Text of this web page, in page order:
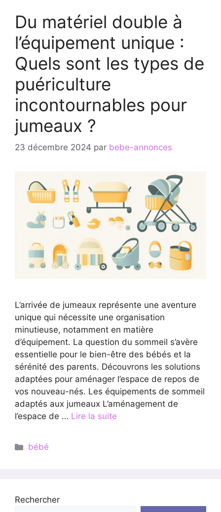
Du matériel double à
l’équipement unique :
Quels sont les types de
puériculture
incontournables pour
jumeaux ?
23 décembre 2024 par bebe-annonces
L’arrivée de jumeaux représente une aventure
unique qui nécessite une organisation
minutieuse, notamment en matière
d’équipement. La question du sommeil s’avère
essentielle pour le bien-être des bébés et la
sérénité des parents. Découvrons les solutions
adaptées pour aménager l’espace de repos de
vos nouveau-nés. Les équipements de sommeil
adaptés aux jumeaux L’aménagement de
l’espace de … Lire la suite
Catégories
bébé
Rechercher